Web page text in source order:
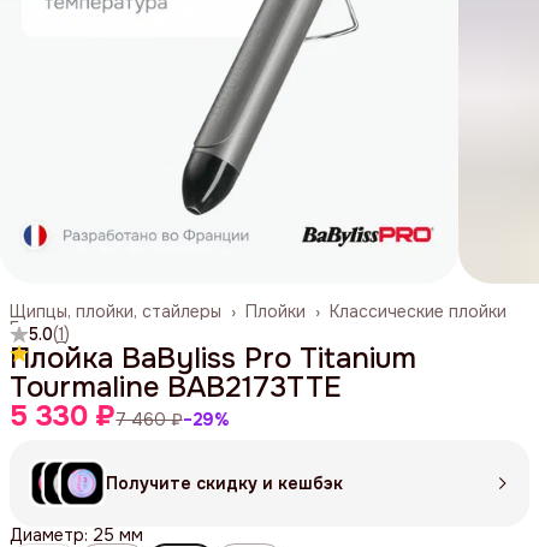
Классические плойки
Плойки ›
Щипцы, плойки, стайлеры ›
Главная
5.0(1)
Плойка BaByliss Pro Titanium
Tourmaline BAB2173TTE
5 330 ₽7 460 ₽−29%
Получите скидку и кешбэк
Диаметр: 25 мм